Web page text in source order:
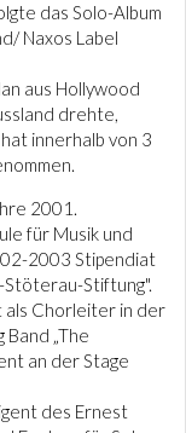
das Solo-Album
Naxos Label
aus Hollywood
drehte,
innerhalb von 3
2001.
für Musik und
2003 Stipendiat
Stöterau-Stiftung".
Chorleiter in der
„The
an der Stage
des Ernest